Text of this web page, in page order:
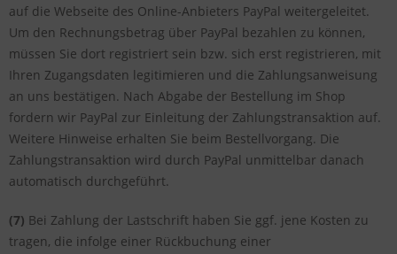
auf die Webseite des Online-Anbieters PayPal weitergeleitet.
Um den Rechnungsbetrag über PayPal bezahlen zu können,
müssen Sie dort registriert sein bzw. sich erst registrieren, mit
Ihren Zugangsdaten legitimieren und die Zahlungsanweisung
an uns bestätigen. Nach Abgabe der Bestellung im Shop
fordern wir PayPal zur Einleitung der Zahlungstransaktion auf.
Weitere Hinweise erhalten Sie beim Bestellvorgang. Die
Zahlungstransaktion wird durch PayPal unmittelbar danach
automatisch durchgeführt.
(7) Bei Zahlung der Lastschrift haben Sie ggf. jene Kosten zu
tragen, die infolge einer Rückbuchung einer